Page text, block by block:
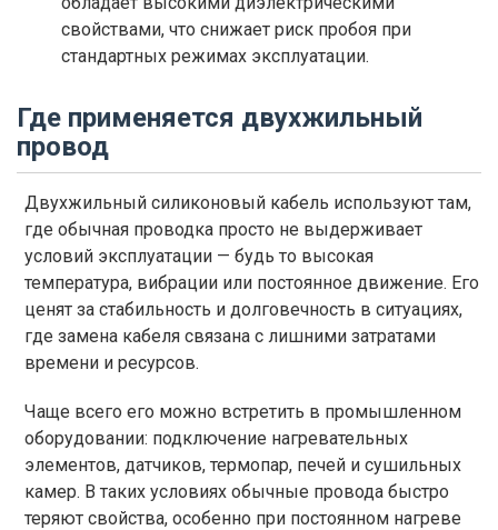
свойствами, что снижает риск пробоя при
стандартных режимах эксплуатации.
Где применяется двухжильный
провод
Двухжильный силиконовый кабель используют там,
где обычная проводка просто не выдерживает
условий эксплуатации — будь то высокая
температура, вибрации или постоянное движение. Его
ценят за стабильность и долговечность в ситуациях,
где замена кабеля связана с лишними затратами
времени и ресурсов.
Чаще всего его можно встретить в промышленном
оборудовании: подключение нагревательных
элементов, датчиков, термопар, печей и сушильных
камер. В таких условиях обычные провода быстро
теряют свойства, особенно при постоянном нагреве